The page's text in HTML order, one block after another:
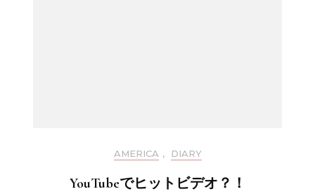
AMERICA , DIARY
YouTubeでヒットビデオ？！